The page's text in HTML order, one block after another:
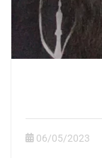
06/05/2023